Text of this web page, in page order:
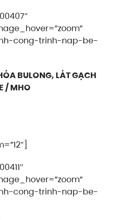
cong-trinh-nap-be-
BULONG, LÁT GẠCH
/ MHO
cong-trinh-nap-be-